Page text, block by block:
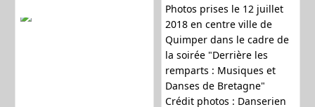
Photos prises le 12 juillet
2018 en centre ville de
Quimper dans le cadre de
la soirée "Derrière les
remparts : Musiques et
Danses de Bretagne"
Crédit photos : Danserien